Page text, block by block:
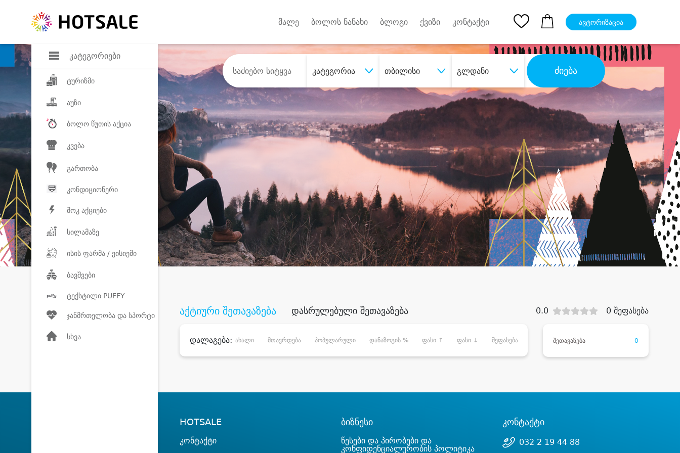
კატეგორიები
ტურიზმი
აუზი
ბოლო წუთის აქცია
კვება
გართობა
კონდიციონერი
შოკ აქციები
სილამაზე
ისის ფარმა / ეისიემი
ბავშვები
ტექსტილი PUFFY
ჯანმრთელობა და სპორტი
სხვა
მალე ბოლოს ნანახი ბლოგი ქვიზი კონტაქტი ავტორიზაცია
კატეგორია თბილისი გლდანი ძიება
შეიძინესასურველი მომსახურება დიდი დანაზოგით
აქტიური შეთავაზება დასრულებული შეთავაზება 0.0 0 შეფასება
დალაგება: ახალი მთავრდება პოპულარული დანაზოგის % ფასი ↑ ფასი ↓ შეფასება შეთავაზება 0
HOTSALE
კონტაქტი
ბიზნესი
წესები და პირობები და
კონფიდენციალურობის პოლიტიკა
კონტაქტი
032 2 19 44 88